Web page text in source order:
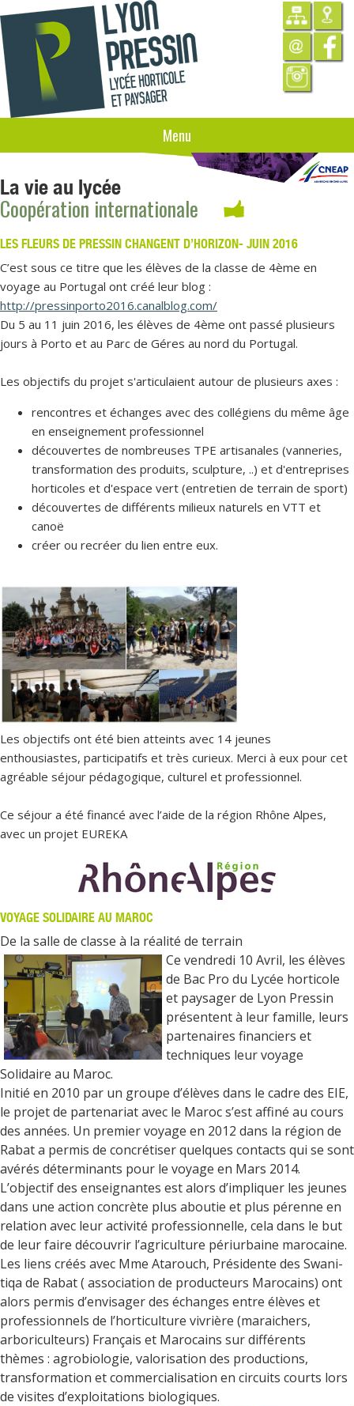
Menu
La vie au lycée
Coopération internationale
LES FLEURS DE PRESSIN CHANGENT D’HORIZON- JUIN 2016
C’est sous ce titre que les élèves de la classe de 4ème en
voyage au Portugal ont créé leur blog :
http://pressinporto2016.canalblog.com/
Du 5 au 11 juin 2016, les élèves de 4ème ont passé plusieurs
jours à Porto et au Parc de Géres au nord du Portugal.
Les objectifs du projet s'articulaient autour de plusieurs axes :
rencontres et échanges avec des collégiens du même âge
en enseignement professionnel
découvertes de nombreuses TPE artisanales (vanneries,
transformation des produits, sculpture, ..) et d'entreprises
horticoles et d'espace vert (entretien de terrain de sport)
découvertes de différents milieux naturels en VTT et
canoë
créer ou recréer du lien entre eux.
Les objectifs ont été bien atteints avec 14 jeunes
enthousiastes, participatifs et très curieux. Merci à eux pour cet
agréable séjour pédagogique, culturel et professionnel.
Ce séjour a été financé avec l’aide de la région Rhône Alpes,
avec un projet EUREKA
VOYAGE SOLIDAIRE AU MAROC
De la salle de classe à la réalité de terrain
Ce vendredi 10 Avril, les élèves
de Bac Pro du Lycée horticole
et paysager de Lyon Pressin
présentent à leur famille, leurs
partenaires financiers et
techniques leur voyage
Solidaire au Maroc.
Initié en 2010 par un groupe d’élèves dans le cadre des EIE,
le projet de partenariat avec le Maroc s’est affiné au cours
des années. Un premier voyage en 2012 dans la région de
Rabat a permis de concrétiser quelques contacts qui se sont
avérés déterminants pour le voyage en Mars 2014.
L’objectif des enseignantes est alors d’impliquer les jeunes
dans une action concrète plus aboutie et plus pérenne en
relation avec leur activité professionnelle, cela dans le but
de leur faire découvrir l’agriculture périurbaine marocaine.
Les liens créés avec Mme Atarouch, Présidente des Swani-
tiqa de Rabat ( association de producteurs Marocains) ont
alors permis d’envisager des échanges entre élèves et
professionnels de l’horticulture vivrière (maraichers,
arboriculteurs) Français et Marocains sur différents
thèmes : agrobiologie, valorisation des productions,
transformation et commercialisation en circuits courts lors
de visites d’exploitations biologiques.